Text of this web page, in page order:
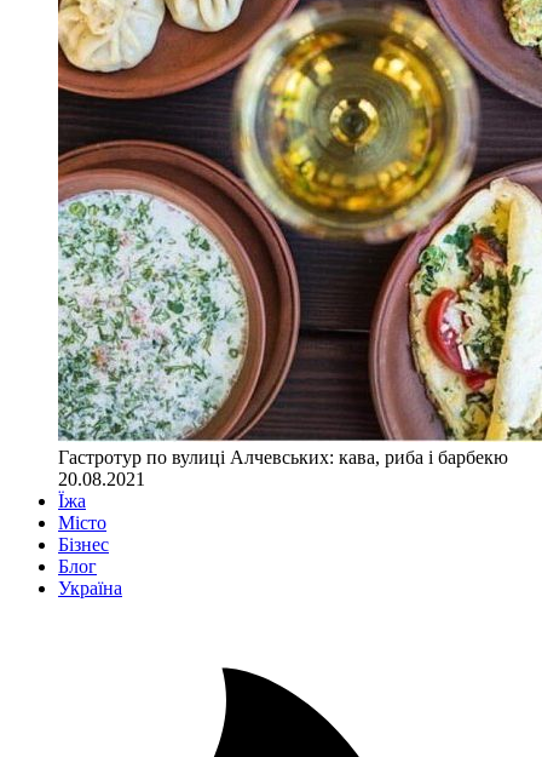
Гастротур по вулиці Алчевських: кава, риба і барбекю
20.08.2021
Їжа
Місто
Бізнес
Блог
Україна